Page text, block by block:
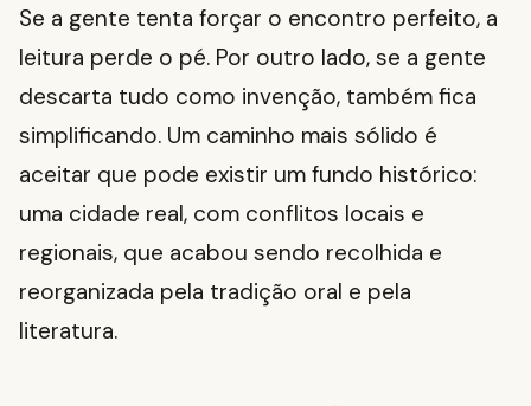
Se a gente tenta forçar o encontro perfeito, a
leitura perde o pé. Por outro lado, se a gente
descarta tudo como invenção, também fica
simplificando. Um caminho mais sólido é
aceitar que pode existir um fundo histórico:
uma cidade real, com conflitos locais e
regionais, que acabou sendo recolhida e
reorganizada pela tradição oral e pela
literatura.